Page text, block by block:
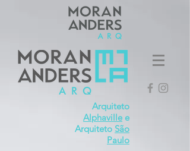
Arquiteto
Alphaville e
Arquiteto São
Paulo